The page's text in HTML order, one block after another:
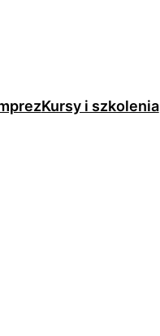
Kursy i szkolenia